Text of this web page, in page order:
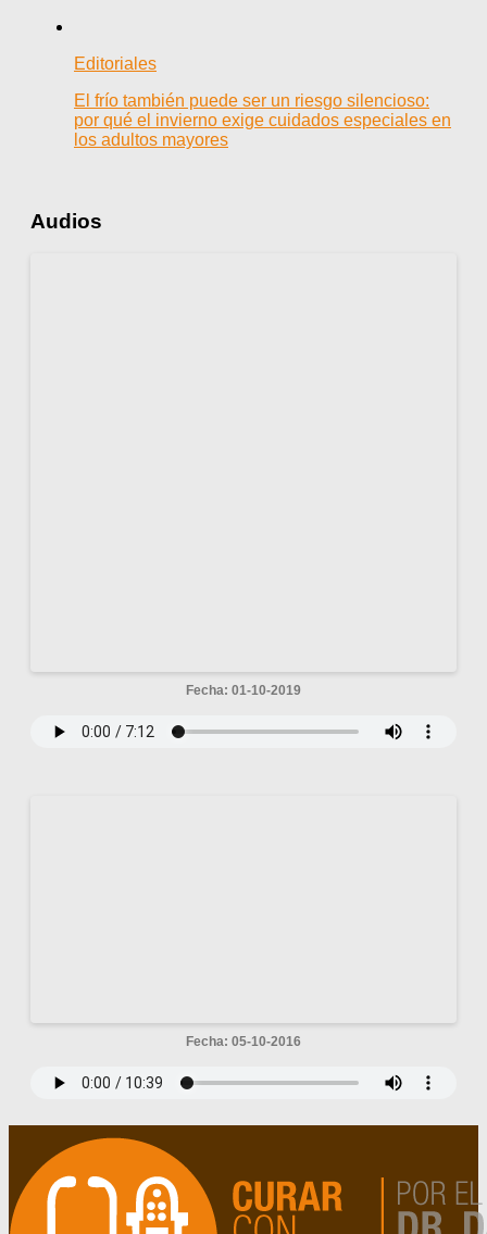
Editoriales
El frío también puede ser un riesgo silencioso:
por qué el invierno exige cuidados especiales en
los adultos mayores
Audios
Fecha: 01-10-2019
Fecha: 05-10-2016